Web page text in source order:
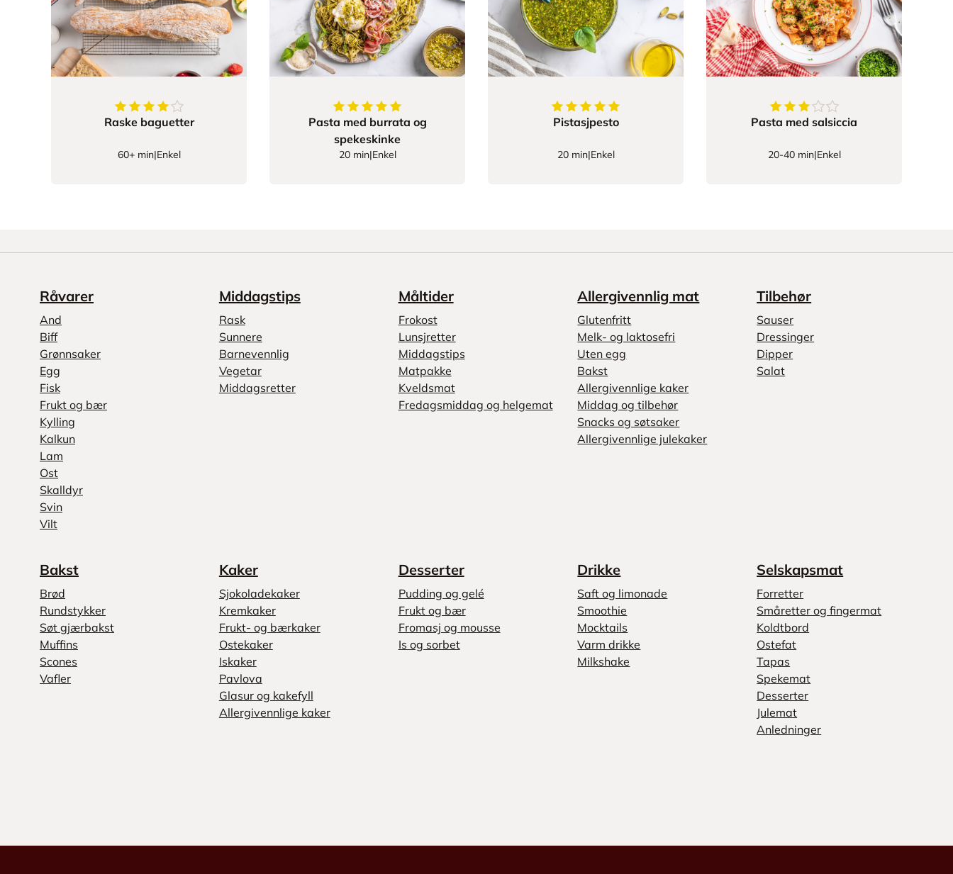
4.5av5 stjerner
Raske baguetter
60+ min|Enkel
5av5stjerner
Pasta med burrata og
spekeskinke
20 min|Enkel
5av5stjerner
Pistasjpesto
20 min|Enkel
3.25av5stjerner
Pasta med salsiccia
20-40 min|Enkel
Råvarer
And
Biff
Grønnsaker
Egg
Fisk
Frukt og bær
Kylling
Kalkun
Lam
Ost
Skalldyr
Svin
Vilt
Middagstips
Rask
Sunnere
Barnevennlig
Vegetar
Middagsretter
Måltider
Frokost
Lunsjretter
Middagstips
Matpakke
Kveldsmat
Fredagsmiddag og helgemat
Allergivennlig mat
Glutenfritt
Melk- og laktosefri
Uten egg
Bakst
Allergivennlige kaker
Middag og tilbehør
Snacks og søtsaker
Allergivennlige julekaker
Tilbehør
Sauser
Dressinger
Dipper
Salat
Bakst
Brød
Rundstykker
Søt gjærbakst
Muffins
Scones
Vafler
Kaker
Sjokoladekaker
Kremkaker
Frukt- og bærkaker
Ostekaker
Iskaker
Pavlova
Glasur og kakefyll
Allergivennlige kaker
Desserter
Pudding og gelé
Frukt og bær
Fromasj og mousse
Is og sorbet
Drikke
Saft og limonade
Smoothie
Mocktails
Varm drikke
Milkshake
Selskapsmat
Forretter
Småretter og fingermat
Koldtbord
Ostefat
Tapas
Spekemat
Desserter
Julemat
Anledninger